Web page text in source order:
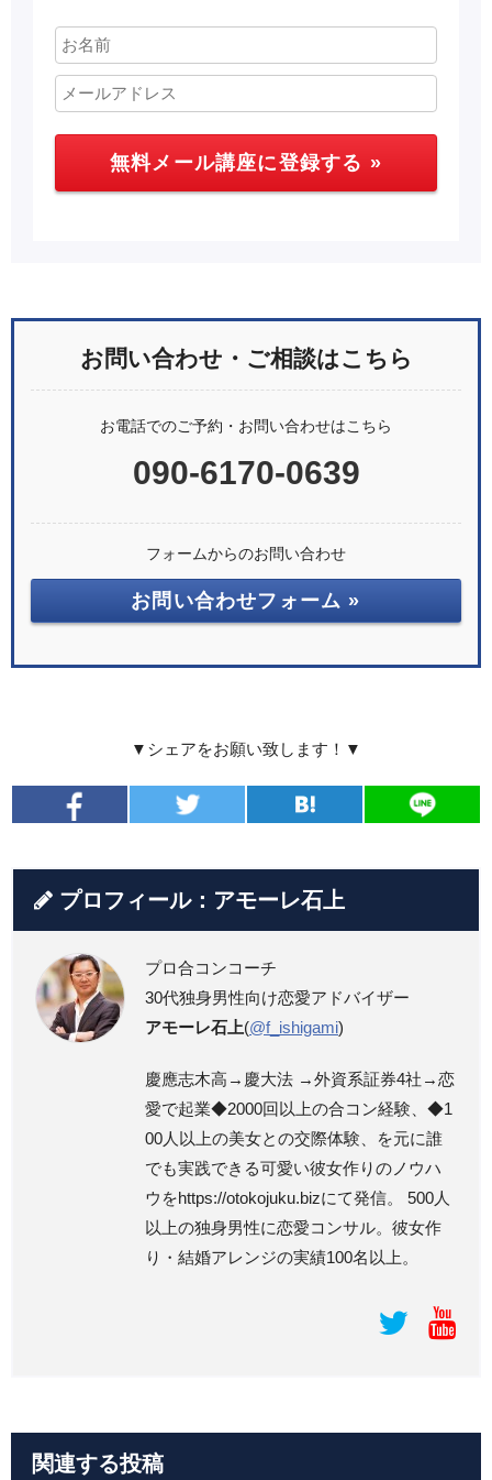
お問い合わせ・ご相談はこちら
お電話でのご予約・お問い合わせはこちら
090-6170-0639
フォームからのお問い合わせ
お問い合わせフォーム »
▼シェアをお願い致します！▼
プロフィール：アモーレ石上
プロ合コンコーチ
30代独身男性向け恋愛アドバイザー
アモーレ石上(@f_ishigami)
慶應志木高→慶大法 →外資系証券4社→恋
愛で起業◆2000回以上の合コン経験、◆1
00人以上の美女との交際体験、を元に誰
でも実践できる可愛い彼女作りのノウハ
ウをhttps://otokojuku.bizにて発信。 500人
以上の独身男性に恋愛コンサル。彼女作
り・結婚アレンジの実績100名以上。
関連する投稿